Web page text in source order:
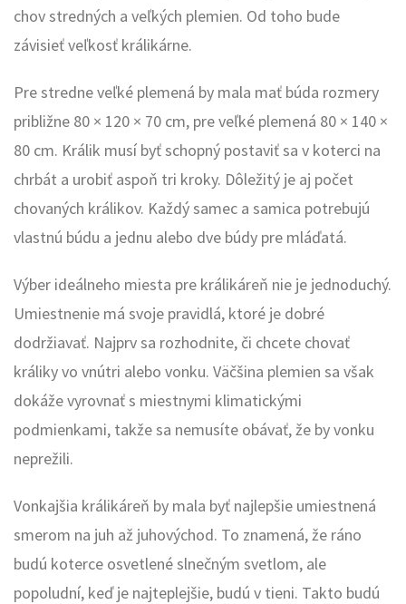
chov stredných a veľkých plemien. Od toho bude
závisieť veľkosť králikárne.
Pre stredne veľké plemená by mala mať búda rozmery
približne 80 × 120 × 70 cm, pre veľké plemená 80 × 140 ×
80 cm. Králik musí byť schopný postaviť sa v koterci na
chrbát a urobiť aspoň tri kroky. Dôležitý je aj počet
chovaných králikov. Každý samec a samica potrebujú
vlastnú búdu a jednu alebo dve búdy pre mláďatá.
Výber ideálneho miesta pre králikáreň nie je jednoduchý.
Umiestnenie má svoje pravidlá, ktoré je dobré
dodržiavať. Najprv sa rozhodnite, či chcete chovať
králiky vo vnútri alebo vonku. Väčšina plemien sa však
dokáže vyrovnať s miestnymi klimatickými
podmienkami, takže sa nemusíte obávať, že by vonku
neprežili.
Vonkajšia králikáreň by mala byť najlepšie umiestnená
smerom na juh až juhovýchod. To znamená, že ráno
budú koterce osvetlené slnečným svetlom, ale
popoludní, keď je najteplejšie, budú v tieni. Takto budú